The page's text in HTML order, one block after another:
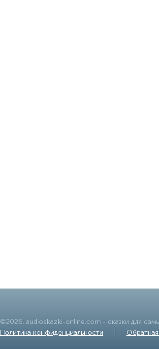
©2026. audioskazki-online.com - сказки для
Политика конфиденциальности
Обратная